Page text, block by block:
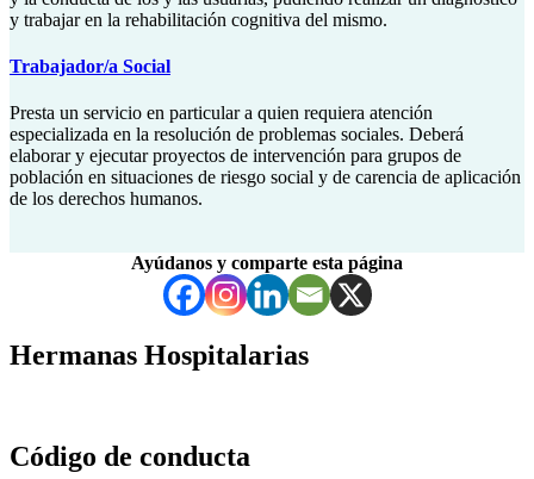
y trabajar en la rehabilitación cognitiva del mismo.
Trabajador/a Social
Presta un servicio en particular a quien requiera atención
especializada en la resolución de problemas sociales. Deberá
elaborar y ejecutar proyectos de intervención para grupos de
población en situaciones de riesgo social y de carencia de aplicación
de los derechos humanos.
Ayúdanos y comparte esta página
a
la
Hermanas Hospitalarias
Código de conducta